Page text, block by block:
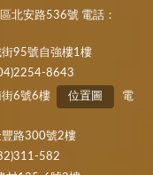
北安路536號 電話：
95號自強樓1樓
8643
6號6樓
位置圖
電
路300號2樓
582